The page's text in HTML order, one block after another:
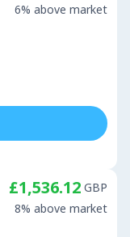
6% above market
£1,536.12 GBP
8% above market